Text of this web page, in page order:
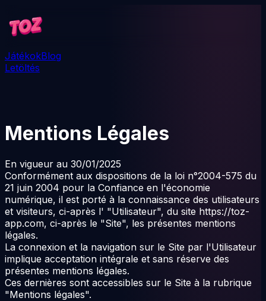
JátékokBlog
Letöltés
Mentions Légales
En vigueur au 30/01/2025
Conformément aux dispositions de la loi n°2004-575 du
21 juin 2004 pour la Confiance en l'économie
numérique, il est porté à la connaissance des utilisateurs
et visiteurs, ci-après l' "Utilisateur", du site https://toz-
app.com, ci-après le "Site", les présentes mentions
légales.
La connexion et la navigation sur le Site par l'Utilisateur
implique acceptation intégrale et sans réserve des
présentes mentions légales.
Ces dernières sont accessibles sur le Site à la rubrique
"Mentions légales".